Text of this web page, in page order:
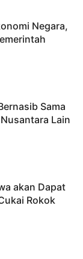
Negara,
Sama
Lain
akan Dapat
Rokok